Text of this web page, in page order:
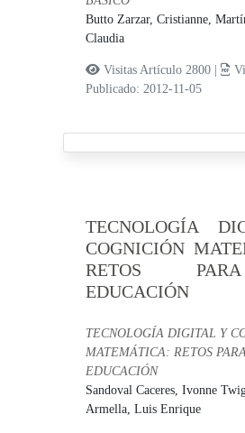
Butto Zarzar, Cristianne,
Claudia
Visitas Artículo 2800 |
Publicado: 2012-11-05
TECNOLOGÍA
COGNICIÓN
RETOS
EDUCACIÓN
TECNOLOGÍA DIGITAL Y
MATEMÁTICA: RETOS
EDUCACIÓN
Sandoval Caceres, Ivonne
Armella, Luis Enrique